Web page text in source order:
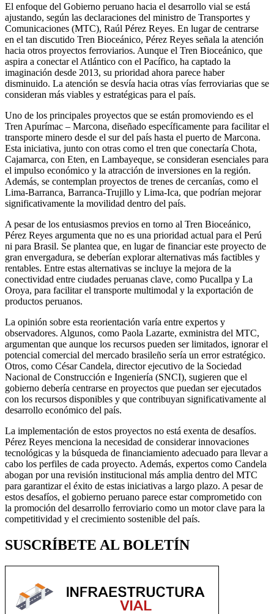
El enfoque del Gobierno peruano hacia el desarrollo vial se está
ajustando, según las declaraciones del ministro de Transportes y
Comunicaciones (MTC), Raúl Pérez Reyes. En lugar de centrarse
en el tan discutido Tren Bioceánico, Pérez Reyes señala la atención
hacia otros proyectos ferroviarios. Aunque el Tren Bioceánico, que
aspira a conectar el Atlántico con el Pacífico, ha captado la
imaginación desde 2013, su prioridad ahora parece haber
disminuido. La atención se desvía hacia otras vías ferroviarias que se
consideran más viables y estratégicas para el país.
Uno de los principales proyectos que se están promoviendo es el
Tren Apurímac – Marcona, diseñado específicamente para facilitar el
transporte minero desde el sur del país hasta el puerto de Marcona.
Esta iniciativa, junto con otras como el tren que conectaría Chota,
Cajamarca, con Eten, en Lambayeque, se consideran esenciales para
el impulso económico y la atracción de inversiones en la región.
Además, se contemplan proyectos de trenes de cercanías, como el
Lima-Barranca, Barranca-Trujillo y Lima-Ica, que podrían mejorar
significativamente la movilidad dentro del país.
A pesar de los entusiasmos previos en torno al Tren Bioceánico,
Pérez Reyes argumenta que no es una prioridad actual para el Perú
ni para Brasil. Se plantea que, en lugar de financiar este proyecto de
gran envergadura, se deberían explorar alternativas más factibles y
rentables. Entre estas alternativas se incluye la mejora de la
conectividad entre ciudades peruanas clave, como Pucallpa y La
Oroya, para facilitar el transporte multimodal y la exportación de
productos peruanos.
La opinión sobre esta reorientación varía entre expertos y
observadores. Algunos, como Paola Lazarte, exministra del MTC,
argumentan que aunque los recursos pueden ser limitados, ignorar el
potencial comercial del mercado brasileño sería un error estratégico.
Otros, como César Candela, director ejecutivo de la Sociedad
Nacional de Construcción e Ingeniería (SNCI), sugieren que el
gobierno debería centrarse en proyectos que puedan ser ejecutados
con los recursos disponibles y que contribuyan significativamente al
desarrollo económico del país.
La implementación de estos proyectos no está exenta de desafíos.
Pérez Reyes menciona la necesidad de considerar innovaciones
tecnológicas y la búsqueda de financiamiento adecuado para llevar a
cabo los perfiles de cada proyecto. Además, expertos como Candela
abogan por una revisión institucional más amplia dentro del MTC
para garantizar el éxito de estas iniciativas a largo plazo. A pesar de
estos desafíos, el gobierno peruano parece estar comprometido con
la promoción del desarrollo ferroviario como un motor clave para la
competitividad y el crecimiento sostenible del país.
SUSCRÍBETE AL BOLETÍN